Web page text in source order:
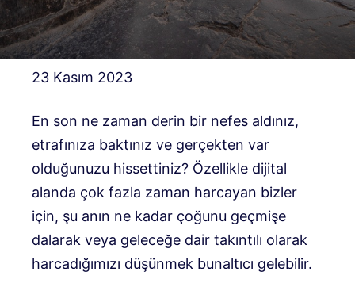
23 Kasım 2023
En son ne zaman derin bir nefes aldınız,
etrafınıza baktınız ve gerçekten var
olduğunuzu hissettiniz? Özellikle dijital
alanda çok fazla zaman harcayan bizler
için, şu anın ne kadar çoğunu geçmişe
dalarak veya geleceğe dair takıntılı olarak
harcadığımızı düşünmek bunaltıcı gelebilir.